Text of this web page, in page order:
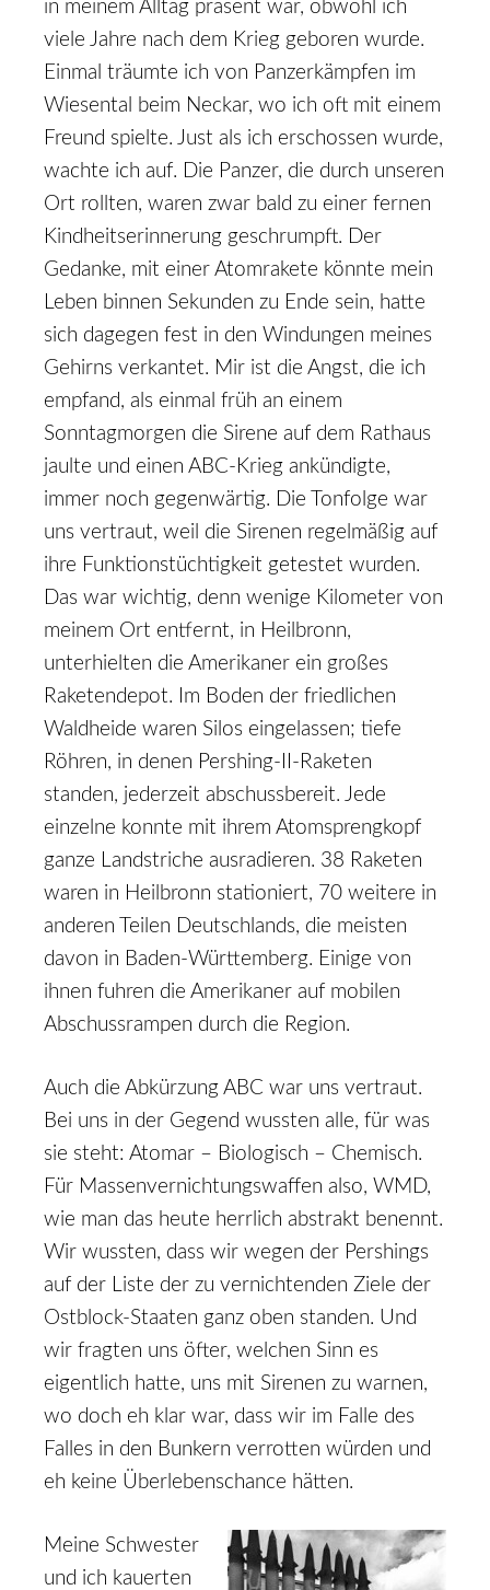
in meinem Alltag präsent war, obwohl ich
viele Jahre nach dem Krieg geboren wurde.
Einmal träumte ich von Panzerkämpfen im
Wiesental beim Neckar, wo ich oft mit einem
Freund spielte. Just als ich erschossen wurde,
wachte ich auf. Die Panzer, die durch unseren
Ort rollten, waren zwar bald zu einer fernen
Kindheitserinnerung geschrumpft. Der
Gedanke, mit einer Atomrakete könnte mein
Leben binnen Sekunden zu Ende sein, hatte
sich dagegen fest in den Windungen meines
Gehirns verkantet. Mir ist die Angst, die ich
empfand, als einmal früh an einem
Sonntagmorgen die Sirene auf dem Rathaus
jaulte und einen ABC-Krieg ankündigte,
immer noch gegenwärtig. Die Tonfolge war
uns vertraut, weil die Sirenen regelmäßig auf
ihre Funktionstüchtigkeit getestet wurden.
Das war wichtig, denn wenige Kilometer von
meinem Ort entfernt, in Heilbronn,
unterhielten die Amerikaner ein großes
Raketendepot. Im Boden der friedlichen
Waldheide waren Silos eingelassen; tiefe
Röhren, in denen Pershing-II-Raketen
standen, jederzeit abschussbereit. Jede
einzelne konnte mit ihrem Atomsprengkopf
ganze Landstriche ausradieren. 38 Raketen
waren in Heilbronn stationiert, 70 weitere in
anderen Teilen Deutschlands, die meisten
davon in Baden-Württemberg. Einige von
ihnen fuhren die Amerikaner auf mobilen
Abschussrampen durch die Region.
Auch die Abkürzung ABC war uns vertraut.
Bei uns in der Gegend wussten alle, für was
sie steht: Atomar – Biologisch – Chemisch.
Für Massenvernichtungswaffen also, WMD,
wie man das heute herrlich abstrakt benennt.
Wir wussten, dass wir wegen der Pershings
auf der Liste der zu vernichtenden Ziele der
Ostblock-Staaten ganz oben standen. Und
wir fragten uns öfter, welchen Sinn es
eigentlich hatte, uns mit Sirenen zu warnen,
wo doch eh klar war, dass wir im Falle des
Falles in den Bunkern verrotten würden und
eh keine Überlebenschance hätten.
Meine Schwester
und ich kauerten